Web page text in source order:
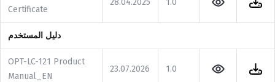
Certificate
دليل المستخدم
OPT-LC-121 Product
Manual_EN
23.07.2026 1.0